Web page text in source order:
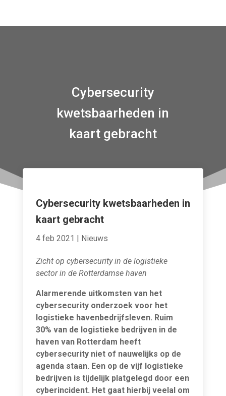
Cybersecurity
kwetsbaarheden in
kaart gebracht
Cybersecurity kwetsbaarheden in
kaart gebracht
4 feb 2021 | Nieuws
Zicht op cybersecurity in de logistieke
sector in de Rotterdamse haven
Alarmerende uitkomsten van het
cybersecurity onderzoek voor het
logistieke havenbedrijfsleven. Ruim
30% van de logistieke bedrijven in de
haven van Rotterdam heeft
cybersecurity niet of nauwelijks op de
agenda staan. Een op de vijf logistieke
bedrijven is tijdelijk platgelegd door een
cyberincident. Het gaat hierbij veelal om